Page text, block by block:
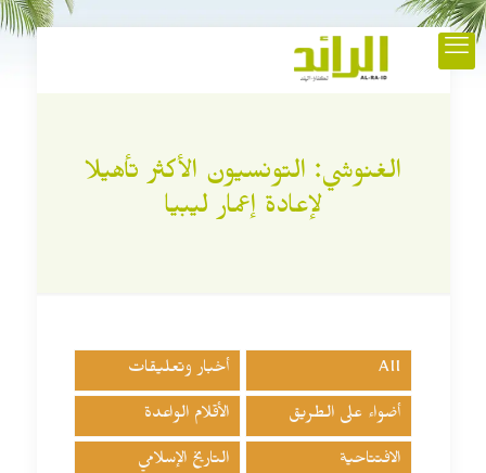
الغنوشي: التونسيون الأكثر تأهيلا
لإعادة إعمار ليبيا
All أخبار وتعليقات
أضواء على الطريق الأقلام الواعدة
الافتتاحية التاريخ الإسلامي